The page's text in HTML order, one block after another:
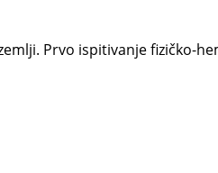
Prvo ispitivanje fizičko-